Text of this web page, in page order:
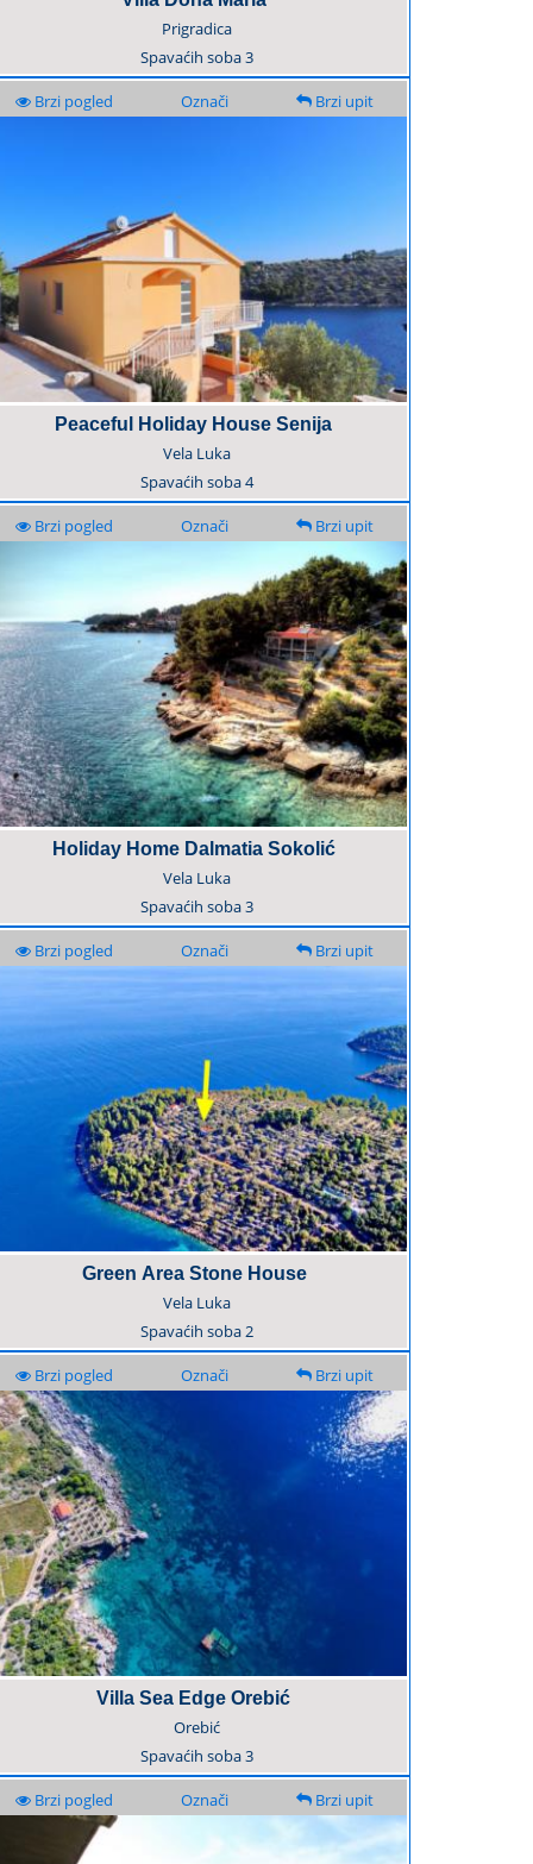
Prigradica
Spavaćih soba3
Brzi pogled Označi Brzi upit
Peaceful Holiday House Senija
Vela Luka
Spavaćih soba4
Brzi pogled Označi Brzi upit
Holiday Home Dalmatia Sokolić
Vela Luka
Spavaćih soba3
Brzi pogled Označi Brzi upit
Green Area Stone House
Vela Luka
Spavaćih soba2
Brzi pogled Označi Brzi upit
Villa Sea Edge Orebić
Orebić
Spavaćih soba3
Brzi pogled Označi Brzi upit